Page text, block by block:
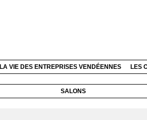
LA VIE DES ENTREPRISES VENDÉENNES LES
SALONS